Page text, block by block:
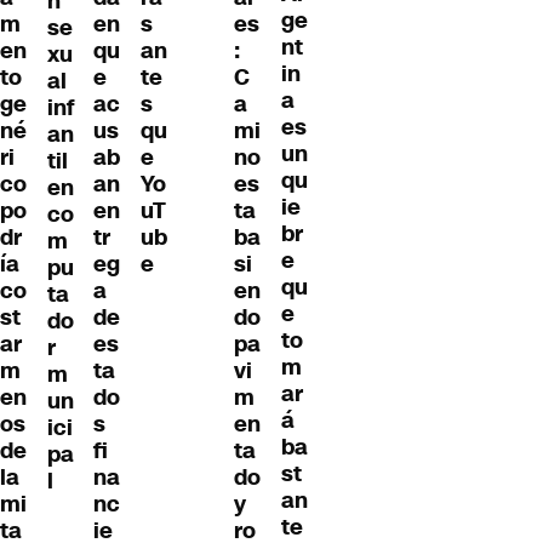
m
en
to
ge
né
ri
co
po
dr
ía
co
st
ar
m
en
os
de
la
mi
ta
se
xu
al
inf
an
til
en
co
m
pu
ta
do
r
m
un
ici
pa
l
en
qu
e
ac
us
ab
an
en
tr
eg
a
de
es
ta
do
s
fi
na
nc
ie
s
an
te
s
qu
e
Yo
uT
ub
e
es
:
C
a
mi
no
es
ta
ba
si
en
do
pa
vi
m
en
ta
do
y
ro
ge
nt
in
a
es
un
qu
ie
br
e
qu
e
to
m
ar
á
ba
st
an
te